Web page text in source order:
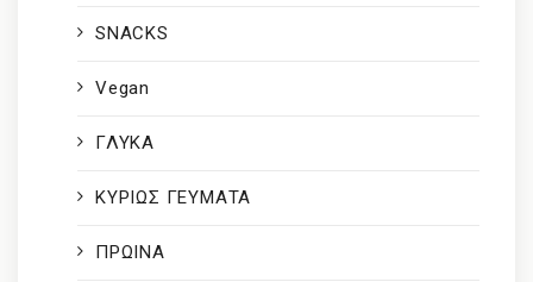
SNACKS
Vegan
ΓΛΥΚΑ
ΚΥΡΙΩΣ ΓΕΥΜΑΤΑ
ΠΡΩΙΝΑ